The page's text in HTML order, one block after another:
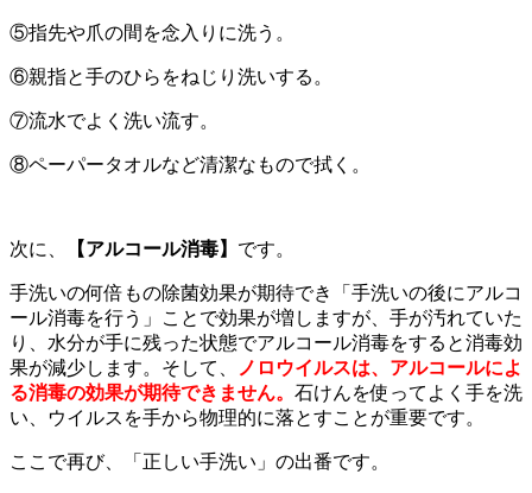
⑤指先や爪の間を念入りに洗う。
⑥親指と手のひらをねじり洗いする。
⑦流水でよく洗い流す。
⑧ペーパータオルなど清潔なもので拭く。
次に、 【アルコール消毒】 です。
手洗いの何倍もの除菌効果が期待でき「手洗いの後にアルコ
ール消毒を行う」ことで効果が増しますが、手が汚れていた
り、水分が手に残った状態でアルコール消毒をすると消毒効
果が減少します。そして、
ノロウイルスは、アルコールによ
る消毒の効果が期待できません。 石けんを使ってよく手を洗
い、ウイルスを手から物理的に落とすことが重要です。
ここで再び、「正しい手洗い」の出番です。